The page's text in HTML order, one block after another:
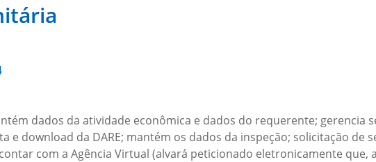
dados da atividade econômica e dados do requerente; gerencia
e download da DARE; mantém os dados da inspeção; solicitação de
com a Agência Virtual (alvará peticionado eletronicamente que,